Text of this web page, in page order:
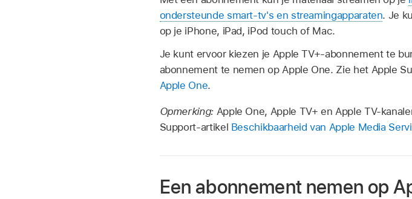
ondersteunde smart-tv's en streamingapparaten. Je
op je iPhone, iPad, iPod touch of Mac.
Je kunt ervoor kiezen je Apple TV+-abonnement te
abonnement te nemen op Apple One. Zie het Apple
Apple One.
Opmerking: Apple One, Apple TV+ en Apple TV-
Support-artikel Beschikbaarheid van Apple Media
Een abonnement nemen op